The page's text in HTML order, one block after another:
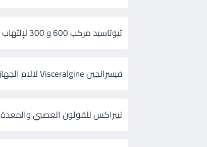
ثيوتاسيد مركب 600 و 300 لإلتهاب الأعصاب
فيسرالجين Visceralgine لآلام الجهاز الهضمى
ليبراكس للقولون العصبي والمعدة